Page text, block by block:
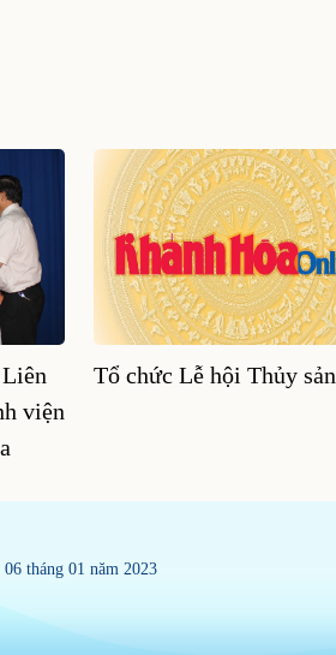
viện
Tổ chức Lễ hội Thủy sản
tháng 01 năm 2023